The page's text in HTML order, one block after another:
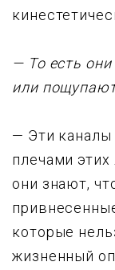
— То есть
или
— Эти
плечами
они знают,
котоpые
жизненный